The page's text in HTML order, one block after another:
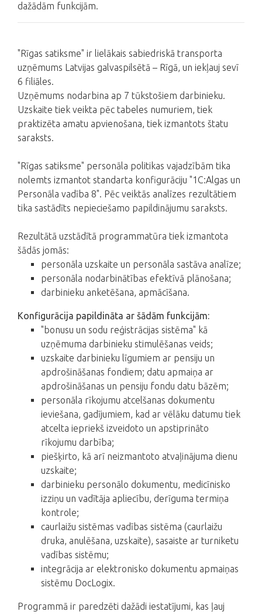
dažādām funkcijām.
"Rīgas satiksme" ir lielākais sabiedriskā transporta
uzņēmums Latvijas galvaspilsētā – Rīgā, un iekļauj sevī
6 filiāles.
Uzņēmums nodarbina ap 7 tūkstošiem darbinieku.
Uzskaite tiek veikta pēc tabeles numuriem, tiek
praktizēta amatu apvienošana, tiek izmantots štatu
saraksts.
"Rīgas satiksme" personāla politikas vajadzībām tika
nolemts izmantot standarta konfigurāciju "1C:Algas un
Personāla vadība 8". Pēc veiktās analīzes rezultātiem
tika sastādīts nepieciešamo papildinājumu saraksts.
Rezultātā uzstādītā programmatūra tiek izmantota
šādās jomās:
personāla uzskaite un personāla sastāva analīze;
personāla nodarbinātības efektīvā plānošana;
darbinieku anketēšana, apmācīšana.
Konfigurācija papildināta ar šādām funkcijām:
"bonusu un sodu reģistrācijas sistēma" kā
uzņēmuma darbinieku stimulēšanas veids;
uzskaite darbinieku līgumiem ar pensiju un
apdrošināšanas fondiem; datu apmaiņa ar
apdrošināšanas un pensiju fondu datu bāzēm;
personāla rīkojumu atcelšanas dokumentu
ieviešana, gadījumiem, kad ar vēlāku datumu tiek
atcelta iepriekš izveidoto un apstiprināto
rīkojumu darbība;
piešķirto, kā arī neizmantoto atvaļinājuma dienu
uzskaite;
darbinieku personālo dokumentu, medicīnisko
izziņu un vadītāja apliecību, derīguma termiņa
kontrole;
caurlaižu sistēmas vadības sistēma (caurlaižu
druka, anulēšana, uzskaite), sasaiste ar turniketu
vadības sistēmu;
integrācija ar elektronisko dokumentu apmaiņas
sistēmu DocLogix.
Programmā ir paredzēti dažādi iestatījumi, kas ļauj